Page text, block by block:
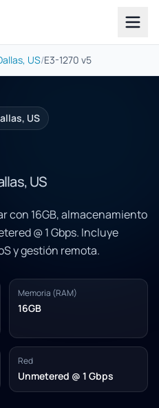
US/E3-1270 v5
US
US
con 16GB, almacenamiento
@ 1 Gbps. Incluye
y gestión remota.
Memoria (RAM)
16GB
Red
Unmetered @ 1 Gbps